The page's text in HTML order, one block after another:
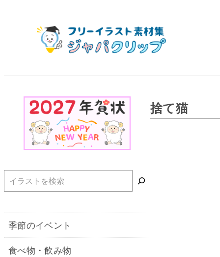
捨て猫
検索
季節のイベント
食べ物・飲み物